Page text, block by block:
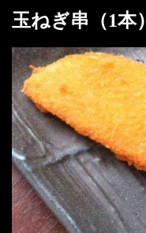
玉ねぎ串（1本）